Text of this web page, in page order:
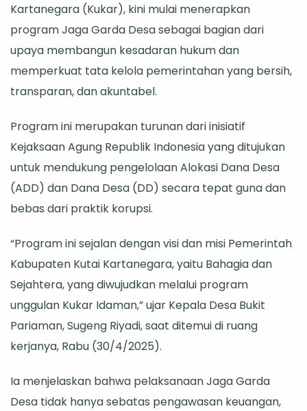
Terapkan
Program
Antikorupsi,
Desa
Terapkan
Program
Jaga
Garda
Kartanegara (Kukar), kini mulai menerapkan
program Jaga Garda Desa sebagai bagian dari
upaya membangun kesadaran hukum dan
memperkuat tata kelola pemerintahan yang bersih,
transparan, dan akuntabel.
Program ini merupakan turunan dari inisiatif
Kejaksaan Agung Republik Indonesia yang ditujukan
untuk mendukung pengelolaan Alokasi Dana Desa
(ADD) dan Dana Desa (DD) secara tepat guna dan
bebas dari praktik korupsi.
“Program ini sejalan dengan visi dan misi Pemerintah
Kabupaten Kutai Kartanegara, yaitu Bahagia dan
Sejahtera, yang diwujudkan melalui program
unggulan Kukar Idaman,” ujar Kepala Desa Bukit
Pariaman, Sugeng Riyadi, saat ditemui di ruang
kerjanya, Rabu (30/4/2025).
Ia menjelaskan bahwa pelaksanaan Jaga Garda
Desa tidak hanya sebatas pengawasan keuangan,